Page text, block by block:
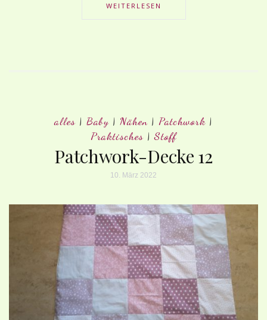
WEITERLESEN
alles | Baby | Nähen | Patchwork |
Praktisches |Stoff
Patchwork-Decke 12
10. März 2022